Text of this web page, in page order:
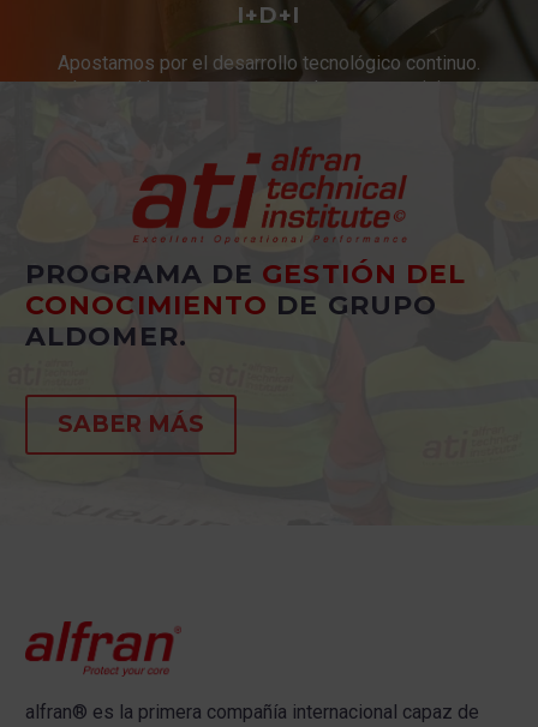
I+D+I
Apostamos por el desarrollo tecnológico continuo.
Innovación constante en productos y servicios.
PROGRAMA DE GESTIÓN DEL
CONOCIMIENTO DE GRUPO
ALDOMER.
SABER MÁS
alfran® es la primera compañía internacional capaz de